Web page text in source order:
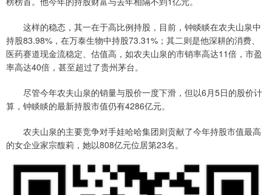
这样的稳态，其一在于高比例持股，目前，钟睒睒在农夫山泉中
持股83.98%，在万泰生物中持股73.31%；其二则是他深耕的消费、
医药赛道现金流稳定、估值高，如农夫山泉的市销率高达11倍，市盈
率高达40倍，甚至超过了贵州茅台。
尽管今年农夫山泉的销量与股价一度下滑，但以6月5日的股价计
算，钟睒睒的最新持股市值仍有4286亿元。
农夫山泉的主要竞争对手娃哈哈集团则贡献了今年持股市值最高
的女企业家宗馥莉，她以808亿元位居第23名。